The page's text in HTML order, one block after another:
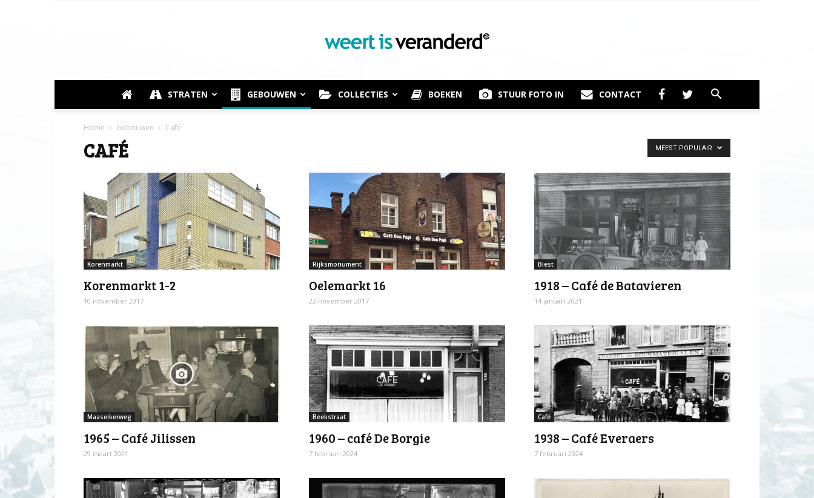
Weert
is
Veranderd
STRATEN GEBOUWEN COLLECTIES BOEKEN STUUR FOTO IN CONTACT
Home Gebouwen Café
CAFÉ MEEST POPULAIR
Korenmarkt
Korenmarkt 1-2
10 november 2017
Rijksmonument
Oelemarkt 16
22 november 2017
Biest
1918 – Café de Batavieren
14 januari 2021
Maaseikerweg
1965 – Café Jilissen
29 maart 2021
Beekstraat
1960 – café De Borgie
7 februari 2024
Café
1938 – Café Everaers
7 februari 2024